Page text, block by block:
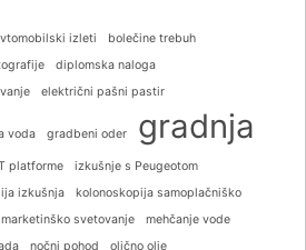
izleti
bolečine trebuh
diplomska naloga
električni pašni pastir
voda gradbeni oder gradnja
platforme
izkušnje s Peugeotom
izkušnja
kolonoskopija samoplačniško
marketinško svetovanje
mehčanje vode
nočni pohod oljčno olje